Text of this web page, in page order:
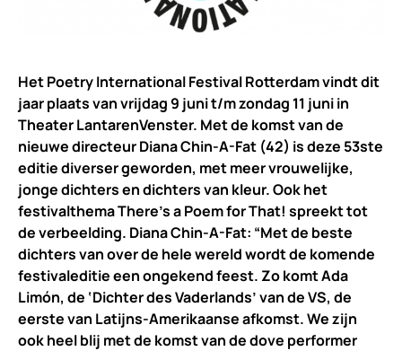
Het Poetry International Festival Rotterdam vindt dit
jaar plaats van vrijdag 9 juni t/m zondag 11 juni in
Theater LantarenVenster. Met de komst van de
nieuwe directeur Diana Chin-A-Fat (42) is deze 53ste
editie diverser geworden, met meer vrouwelijke,
jonge dichters en dichters van kleur. Ook het
festivalthema There’s a Poem for That! spreekt tot
de verbeelding. Diana Chin-A-Fat: “Met de beste
dichters van over de hele wereld wordt de komende
festivaleditie een ongekend feest. Zo komt Ada
Limón, de ‘Dichter des Vaderlands’ van de VS, de
eerste van Latijns-Amerikaanse afkomst. We zijn
ook heel blij met de komst van de dove performer